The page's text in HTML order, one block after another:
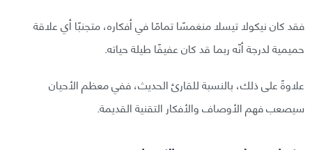
فقد كان نيكولا تيسلا منغمسًا تمامًا في أفكاره، متجنبًا أي علاقة
حميمية لدرجة أنّه ربما قد كان عفيفًا طيلة حياته.
علاوةً على ذلك، بالنسبة للقارئ الحديث، ففي معظم الأحيان
سيصعب فهم الأوصاف والأفكار التقنية القديمة.